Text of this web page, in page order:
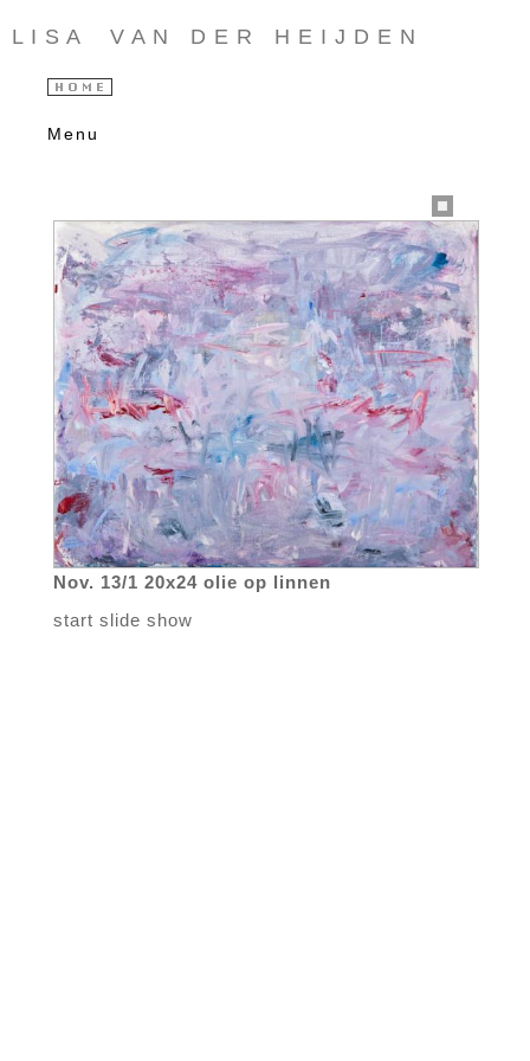
L I S A V A N D E R H E I J D E N
Menu
Nov. 13/1 20x24 olie op linnen
start slide show